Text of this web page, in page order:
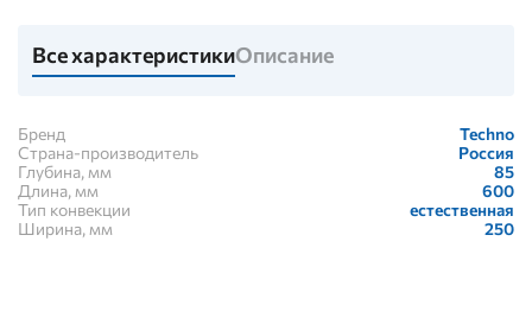
Все характеристикиОписание
Бренд
Techno
Страна-производитель
Россия
Глубина, мм
85
Длина, мм
600
Тип конвекции
естественная
Ширина, мм
250